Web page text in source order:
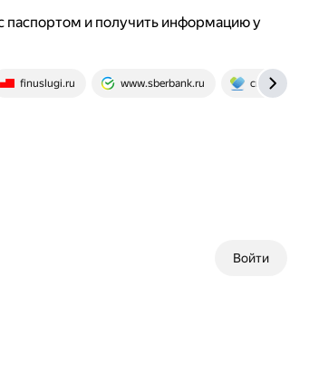
паспортом и получить информацию у
finuslugi.ru www.sberbank.ru credit-card.ru
Войти